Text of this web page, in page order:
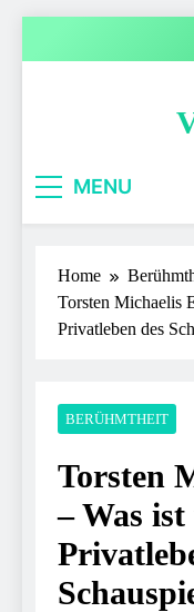
MENU
Home
Torsten Michaelis
Privatleben des
BERÜHMTHEIT
Torsten
– Was